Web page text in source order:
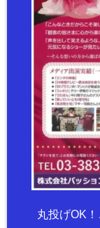
丸投げOK